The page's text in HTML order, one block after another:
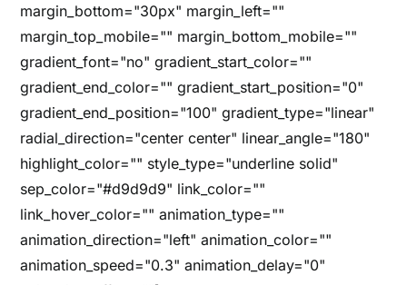
margin_bottom="30px" margin_left=""
margin_top_mobile="" margin_bottom_mobile=""
gradient_font="no" gradient_start_color=""
gradient_end_color="" gradient_start_position="0"
gradient_end_position="100" gradient_type="linear"
radial_direction="center center" linear_angle="180"
highlight_color="" style_type="underline solid"
sep_color="#d9d9d9" link_color=""
link_hover_color="" animation_type=""
animation_direction="left" animation_color=""
animation_speed="0.3" animation_delay="0"